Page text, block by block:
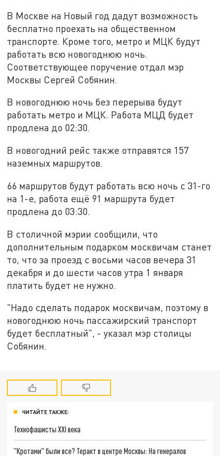
В Москве на Новый год дадут возможность
бесплатно проехать на общественном
транспорте. Кроме того, метро и МЦК будут
работать всю новогоднюю ночь.
Соответствующее поручение отдал мэр
Москвы Сергей Собянин.
В новогоднюю ночь без перерыва будут
работать метро и МЦК. Работа МЦД будет
продлена до 02:30.
В новогодний рейс также отправятся 157
наземных маршрутов.
66 маршрутов будут работать всю ночь с 31-го
на 1-е, работа ещё 91 маршрута будет
продлена до 03:30.
В столичной мэрии сообщили, что
дополнительным подарком москвичам станет
то, что за проезд с восьми часов вечера 31
декабря и до шести часов утра 1 января
платить будет не нужно.
"Надо сделать подарок москвичам, поэтому в
новогоднюю ночь пассажирский транспорт
будет бесплатный", - указал мэр столицы
Собянин.
ЧИТАЙТЕ ТАКЖЕ:
Технофашисты XXI века
"Кротами" были все? Теракт в центре Москвы: На генералов